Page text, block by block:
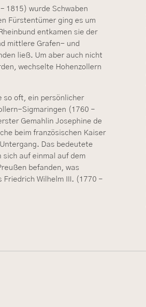
1815) wurde Schwaben
Fürstentümer ging es um
entkamen sie der
mittlere Grafen- und
ließ. Um aber auch nicht
wechselte Hohenzollern
so oft, ein persönlicher
Sigmaringen (1760 –
Gemahlin Josephine de
beim französischen Kaiser
Das bedeutete
sich auf einmal auf dem
befanden, was
Wilhelm III. (1770 –